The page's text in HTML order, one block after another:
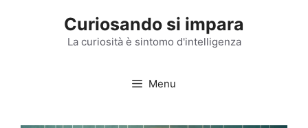
Curiosando si impara
La curiosità è sintomo d'intelligenza
Menu